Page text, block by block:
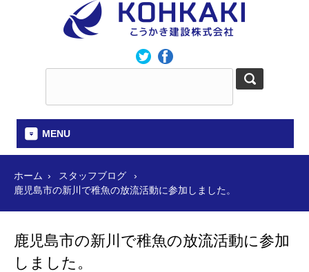
MENU
ホーム
スタッフブログ
鹿児島市の新川で稚魚の放流活動に参加しました。
鹿児島市の新川で稚魚の放流活動に参加
しました。